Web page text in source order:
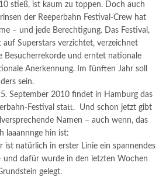
stieß, ist kaum zu toppen. Doch auch
der Reeperbahn Festival-Crew hat
– und jede Berechtigung. Das Festival,
auf Superstars verzichtet, verzeichnet
Besucherrekorde und erntet nationale
Anerkennung. Im fünften Jahr soll
sein.
September 2010 findet in Hamburg das
Festival statt. Und schon jetzt gibt
Namen – auch wenn, das
laaannnge hin ist:
ist natürlich in erster Linie ein spannendes
und dafür wurde in den letzten Wochen
gelegt.